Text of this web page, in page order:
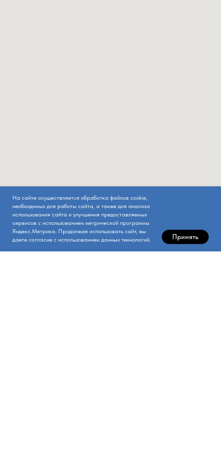
На сайте осуществляется обработка файлов cookie,
необходимых для работы сайта, а также для анализа
использования сайта и улучшения предоставляемых
сервисов с использованием метрической программы
Яндекс.Метрика. Продолжая использовать сайт, вы
даете согласие с использованием данных технологий.
Принять